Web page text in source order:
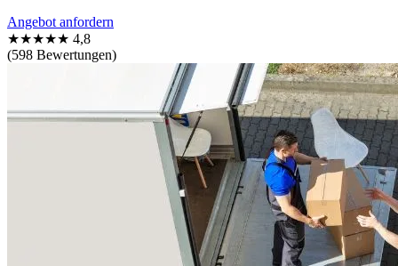
Angebot anfordern
★★★★★ 4,8
(598 Bewertungen)